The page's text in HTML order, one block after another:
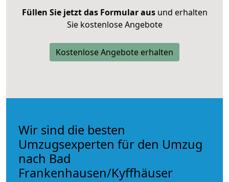
Füllen Sie jetzt das Formular ausund erhalten
Sie kostenlose Angebote
Kostenlose Angebote erhalten
Wir sind die besten
Umzugsexperten für den Umzug
nach Bad
Frankenhausen/Kyffhäuser